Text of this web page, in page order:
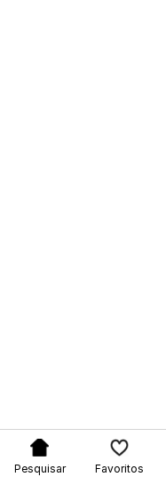
Pesquisar Favoritos